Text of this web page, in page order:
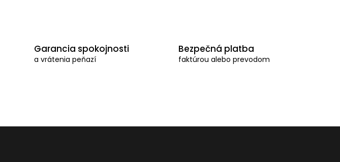
c
v
Garancia spokojnosti
a vrátenia peňazí
Bezpečná platba
faktúrou alebo prevodom